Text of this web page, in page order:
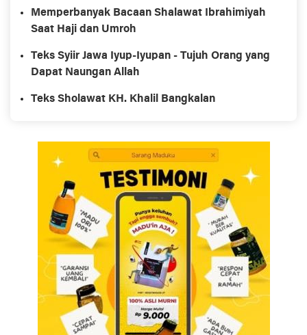
Memperbanyak Bacaan Shalawat Ibrahimiyah
Saat Haji dan Umroh
Teks Syiir Jawa Iyup-Iyupan - Tujuh Orang yang
Dapat Naungan Allah
Teks Sholawat KH. Khalil Bangkalan